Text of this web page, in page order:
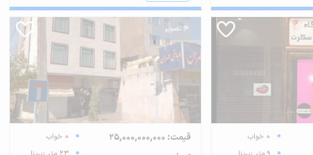
0 خواب
4 تصویر
قیمت: 25,000,000,000
0 خواب